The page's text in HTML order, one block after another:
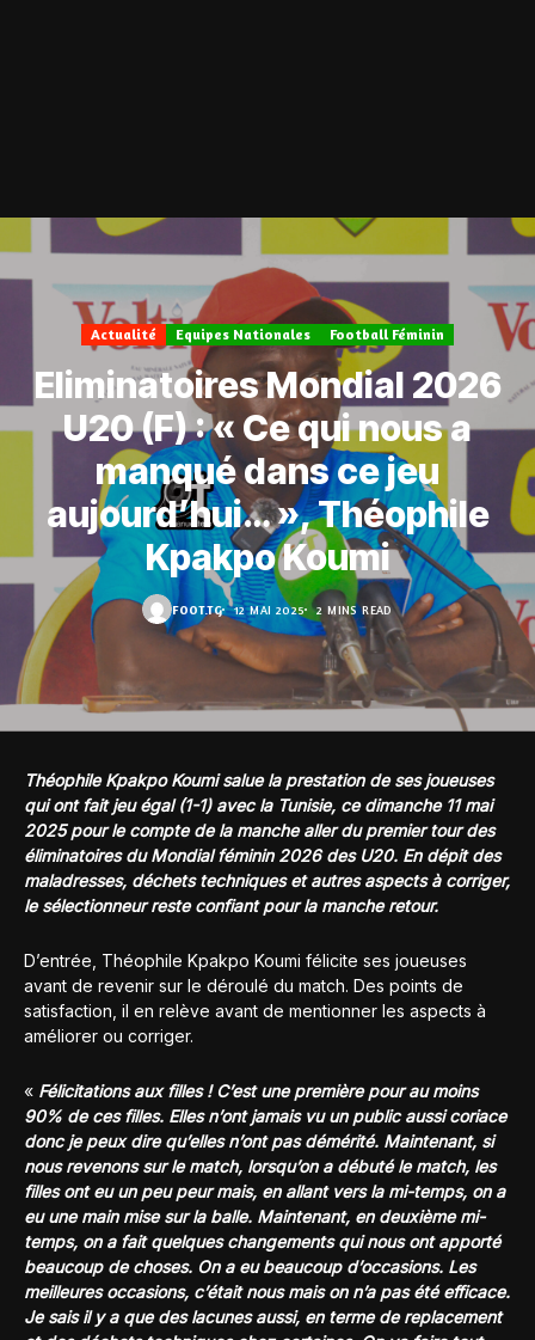
Actualité Equipes Nationales Football Féminin
Eliminatoires Mondial 2026
U20 (F) : « Ce qui nous a
manqué dans ce jeu
aujourd’hui… », Théophile
Kpakpo Koumi
FOOT.TG 12 MAI 2025 2 MINS READ
Théophile Kpakpo Koumi salue la prestation de ses joueuses
qui ont fait jeu égal (1-1) avec la Tunisie, ce dimanche 11 mai
2025 pour le compte de la manche aller du premier tour des
éliminatoires du Mondial féminin 2026 des U20. En dépit des
maladresses, déchets techniques et autres aspects à corriger,
le sélectionneur reste confiant pour la manche retour.
D’entrée, Théophile Kpakpo Koumi félicite ses joueuses
avant de revenir sur le déroulé du match. Des points de
satisfaction, il en relève avant de mentionner les aspects à
améliorer ou corriger.
« Félicitations aux filles ! C’est une première pour au moins
90% de ces filles. Elles n’ont jamais vu un public aussi coriace
donc je peux dire qu’elles n’ont pas démérité. Maintenant, si
nous revenons sur le match, lorsqu’on a débuté le match, les
filles ont eu un peu peur mais, en allant vers la mi-temps, on a
eu une main mise sur la balle. Maintenant, en deuxième mi-
temps, on a fait quelques changements qui nous ont apporté
beaucoup de choses. On a eu beaucoup d’occasions. Les
meilleures occasions, c’était nous mais on n’a pas été efficace.
Je sais il y a que des lacunes aussi, en terme de replacement